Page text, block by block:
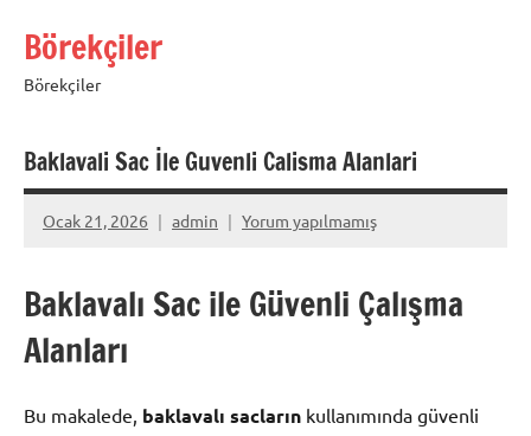
Börekçiler
Börekçiler
Baklavali Sac İle Guvenli Calisma Alanlari
Ocak 21, 2026 admin Yorum yapılmamış
Baklavalı Sac ile Güvenli Çalışma
Alanları
Bu makalede, baklavalı sacların kullanımında güvenli